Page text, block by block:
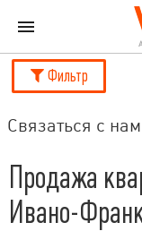
Фильтр
Связаться с
Продажа
Ивано-